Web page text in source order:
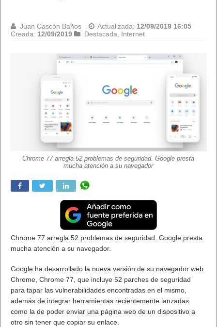
Juan Cascón Baños Actualizada: 12/09/2019 16:05
Creada: 12/09/2019 Destacada Internet
Chrome 77 arregla 52 problemas de seguridad. Google presta
mucha atención a su navegador
Chrome 77 arregla 52 problemas de seguridad. Google presta
mucha atención a su navegador.
Google ha desarrollado la nueva versión de su navegador web
Chrome, Chrome 77, que incluye 52 parches de seguridad
para tapar las vulnerabilidades encontradas en el mismo,
además de integrar herramientas recientemente lanzadas
como la de poder enviar una página web de un dispositivo a
otro sin tener que copiar su enlace.